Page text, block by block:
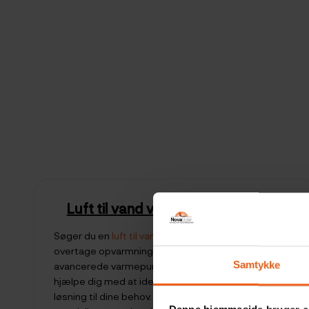
Samtykke
Luft til vand varmepumpe
Søger du en luft til vand varmepumpe
overtage opvarmningen i din bolig i Billund? Vores
avancerede varmepumpe beregner er lavet til at
hjælpe dig med at identificere den mest effektive
løsning til dine behov. Hos NovaSolar har vi